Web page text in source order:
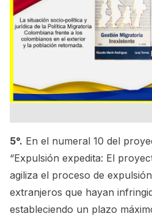
5°. En el numeral 10 del
“Expulsión expedita: El
agiliza el proceso de
extranjeros que hayan
estableciendo un plazo